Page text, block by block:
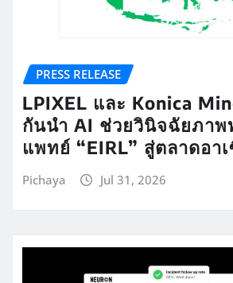
PRESS RELEASE
LPIXEL และ Konica
กันนำ AI ช่วยวินิจฉัยภาพ
แพทย์ “EIRL” สู่ตลาดอา
Pichaya Jul 31, 2026